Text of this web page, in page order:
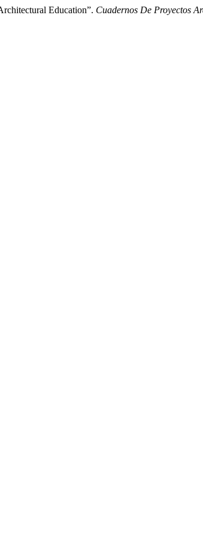
Education”. Cuadernos De Proyectos